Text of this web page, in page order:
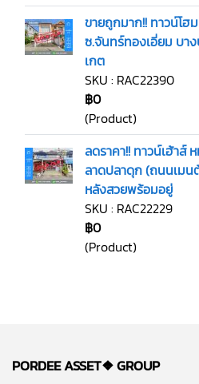
ขายถูกมาก!! ทาวน์โฮ
ซ.จันทร์ทองเอี่ยม บา
เกต
SKU : RAC22390
฿0
(Product)
ลดราคา!! ทาวน์เฮ้าส์
ลาดปลาดุก (ถนนเมน
หลังสวยพร้อมอยู่
SKU : RAC22229
฿0
(Product)
PORDEE ASSET❖GROUP